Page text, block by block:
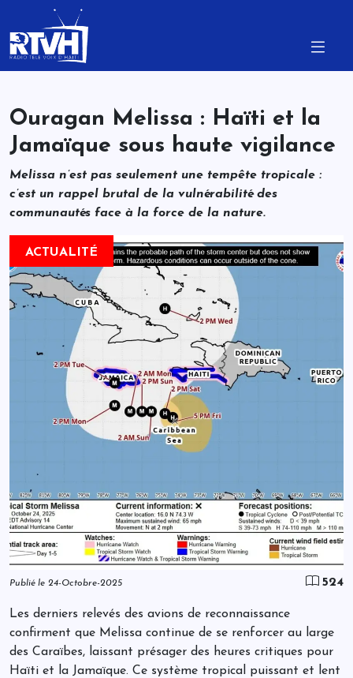
Ouragan Melissa : Haïti et la
Jamaïque sous haute vigilance
Melissa n’est pas seulement une tempête tropicale :
c’est un rappel brutal de la vulnérabilité des
communautés face à la force de la nature.
ACTUALITÉ
Publié le 24-Octobre-2025 524
Les derniers relevés des avions de reconnaissance
confirment que Melissa continue de se renforcer au large
des Caraïbes, laissant présager des heures critiques pour
Haïti et la Jamaïque. Ce système tropical puissant et lent